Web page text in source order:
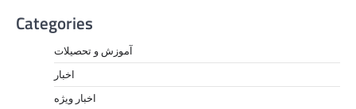
Categories
آموزش و تحصیلات
اخبار
اخبار ویژه